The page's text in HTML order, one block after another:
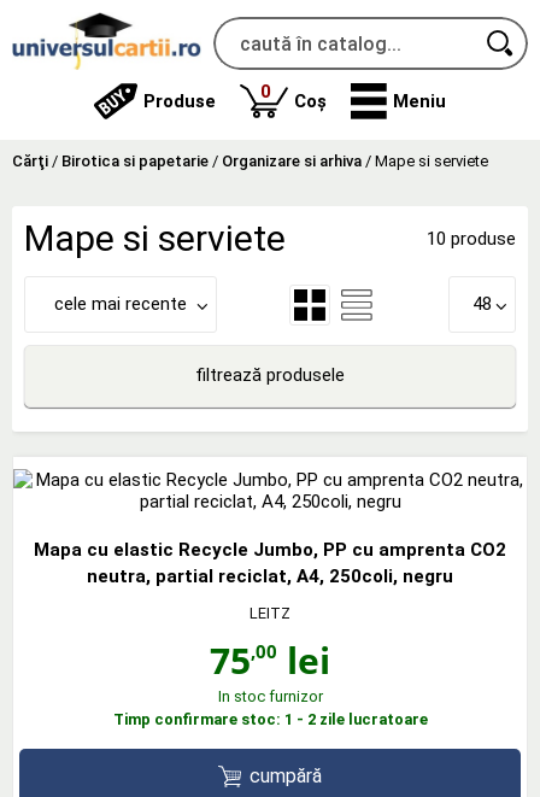
Produse 0produse
Coș Meniu
Cărţi / Birotica si papetarie / Organizare si arhiva / Mape si serviete
Mape si serviete 10 produse
cele mai recente 48
filtrează produsele
Mapa cu elastic Recycle Jumbo, PP cu amprenta CO2
neutra, partial reciclat, A4, 250coli, negru
LEITZ
75,00 lei
In stoc furnizor
Timp confirmare stoc: 1 - 2 zile lucratoare
cumpără